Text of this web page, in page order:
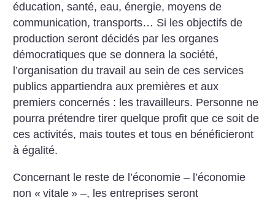
éducation, santé, eau, énergie, moyens de
communication, transports… Si les objectifs de
production seront décidés par les organes
démocratiques que se donnera la société,
l’organisation du travail au sein de ces services
publics appartiendra aux premières et aux
premiers concernés : les travailleurs. Personne ne
pourra prétendre tirer quelque profit que ce soit de
ces activités, mais toutes et tous en bénéficieront
à égalité.
Concernant le reste de l’économie – l’économie
non « vitale » –, les entreprises seront